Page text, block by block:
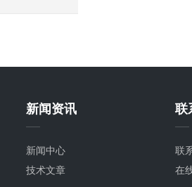
新闻资讯
新闻中心
技术文章
联
联
在